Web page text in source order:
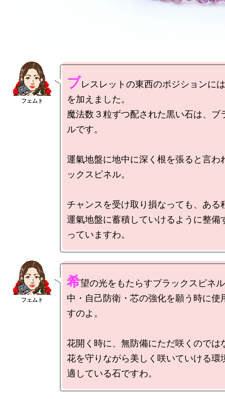
ブレスレットの東西のポジションに
を加えました。
魔法数３粒ずつ配された黒い石は、ブ
ルです。
運氣地盤に地中に深く根を張ると言わ
ックスピネル。
チャンスを受け取り損なっても、ある
運氣地盤に蓄積していけるように整備
希望の光をもたらすブラックスピネ
中・自己防衛・芯の強化を願う時に使
すのよ。
花開く時に、無防備にただ咲くのでは
花を守りながら美しく咲いていける環